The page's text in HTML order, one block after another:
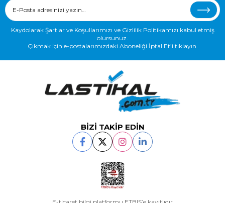
Kaydolarak Şartlar ve Koşullarımızı ve Gizlilik Politikamızı kabul etmiş
olursunuz.
Çıkmak için e-postalarımızdaki Aboneliği İptal Et’i tıklayın.
BİZİ TAKİP EDİN